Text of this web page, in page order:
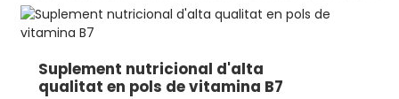
Suplement nutricional d'alta
qualitat en pols de vitamina B7